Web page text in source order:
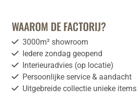
WAAROM DE FACTORIJ?
3000m² showroom
Iedere zondag geopend
Interieuradvies (op locatie)
Persoonlijke service & aandacht
Uitgebreide collectie unieke items